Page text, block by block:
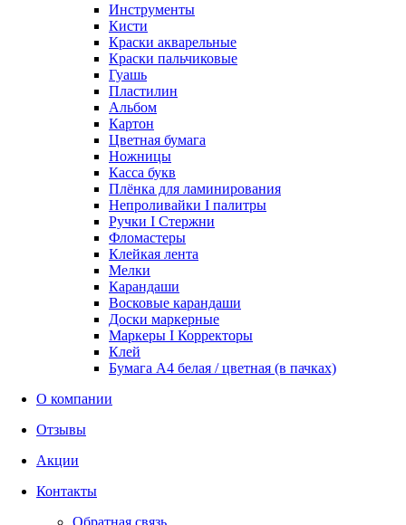
Инструменты
Кисти
Краски акварельные
Краски пальчиковые
Гуашь
Пластилин
Альбом
Картон
Цветная бумага
Ножницы
Касса букв
Плёнка для ламинирования
Непроливайки I палитры
Ручки I Стержни
Фломастеры
Клейкая лента
Мелки
Карандаши
Восковые карандаши
Доски маркерные
Маркеры I Корректоры
Клей
Бумага А4 белая / цветная (в пачках)
О компании
Отзывы
Акции
Контакты
Обратная связь